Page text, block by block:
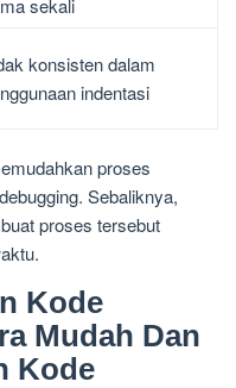
konsisten dalam
indentasi
proses
Sebaliknya,
proses tersebut
Kode
Mudah Dan
Kode